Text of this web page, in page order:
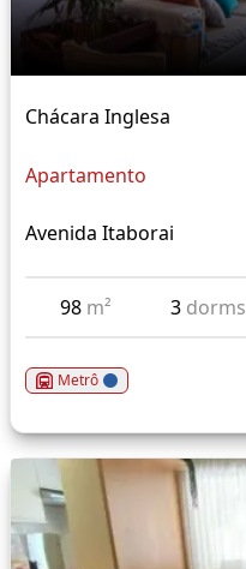
Chácara Inglesa
Apartamento
Avenida Itaborai
98 m² 3 dorms
Metrô